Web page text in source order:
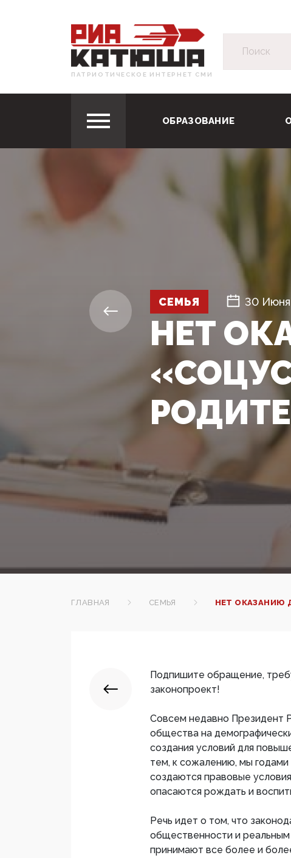
ПАТРИОТИЧЕСКОЕ ИНТЕРНЕТ СМИ
ОБРАЗОВАНИЕ
СЕМЬЯ 30
НЕТ
ГЛАВНАЯ СЕМЬЯ НЕТ ОКАЗАНИЮ
Подпишите обращение,
законопроект!
Совсем недавно Президент
общества на
создания условий для
тем, к сожалению, мы
создаются правовые
опасаются рождать и
Речь идет о том, что
общественности и
принимают все более и